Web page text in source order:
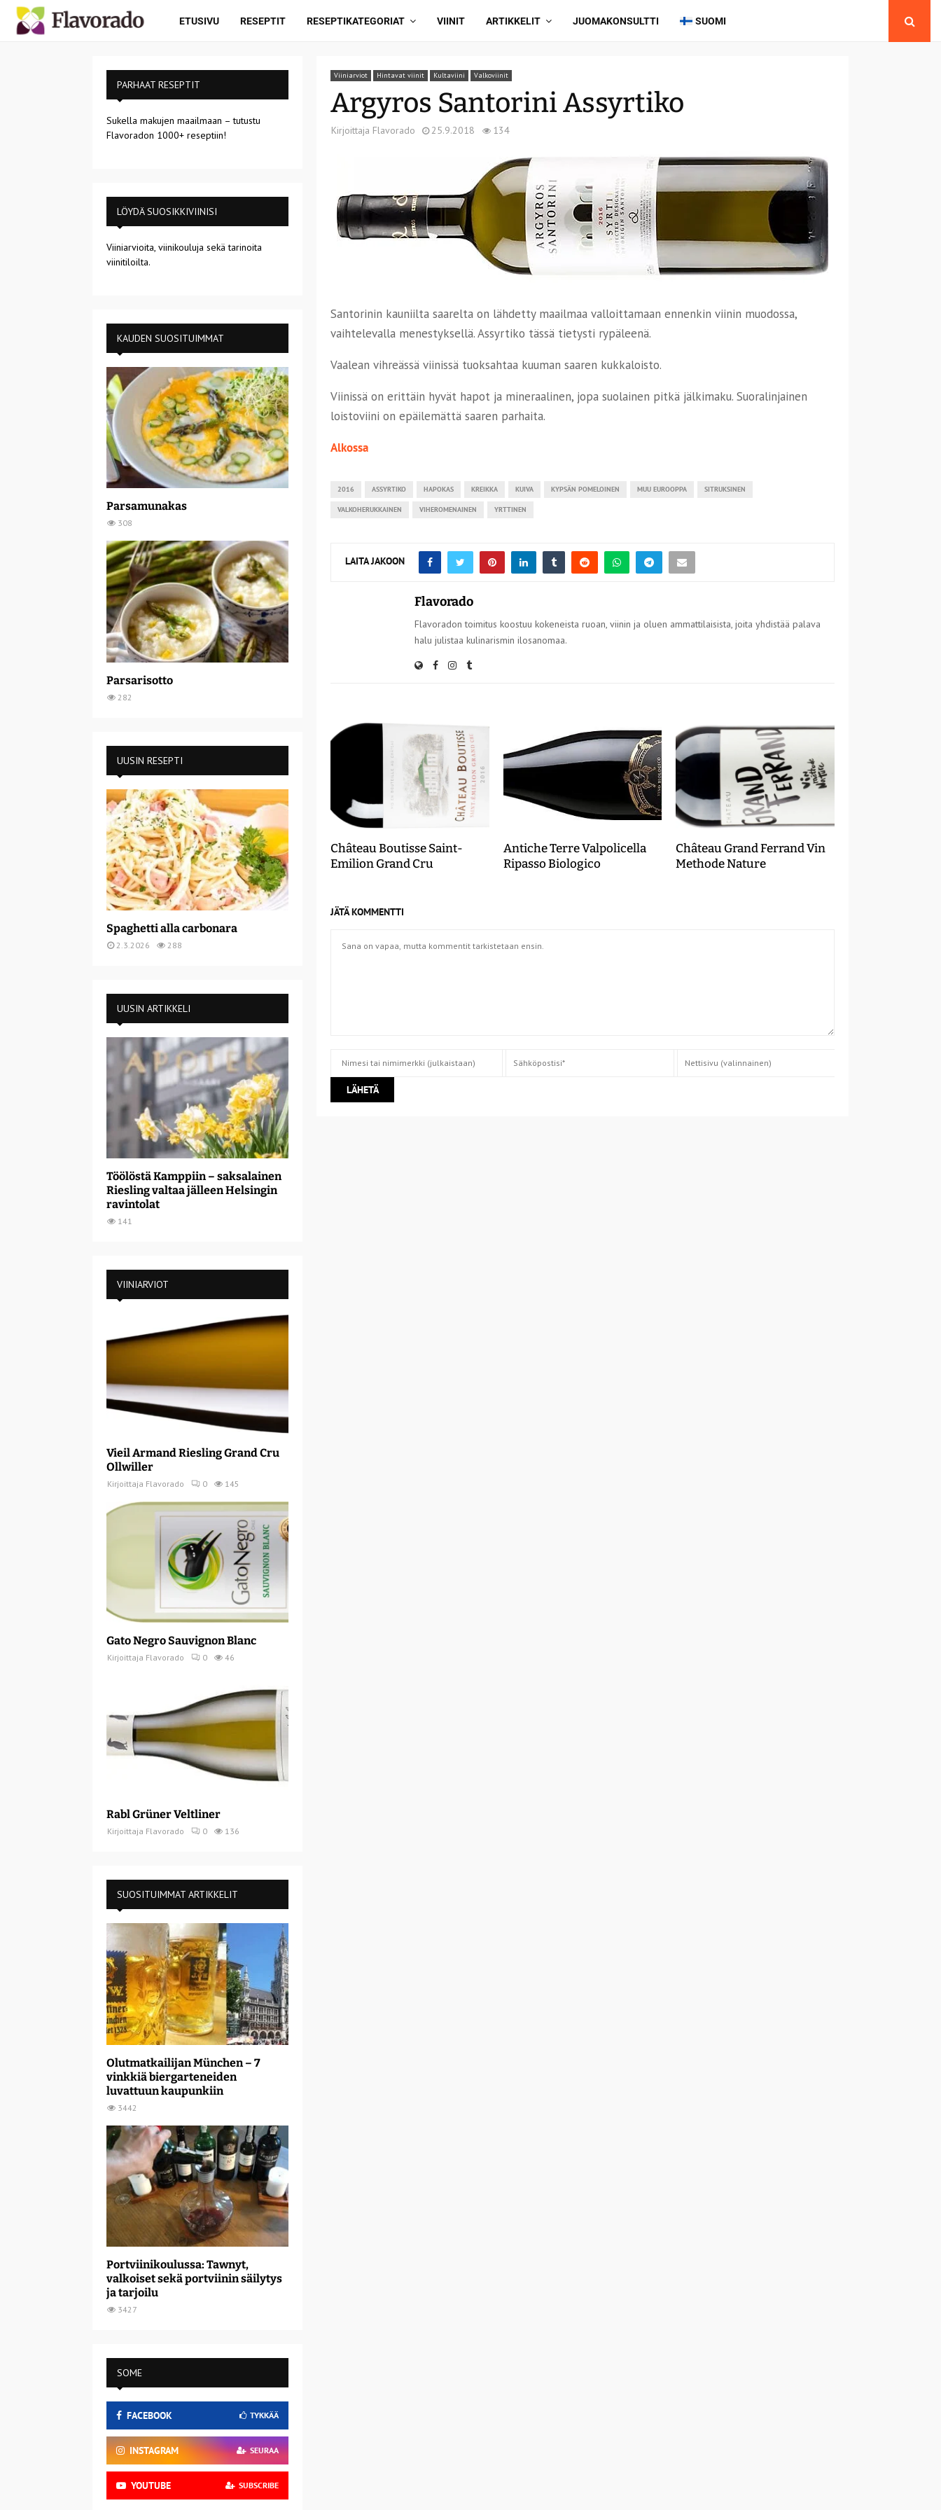
ETUSIVU RESEPTIT RESEPTIKATEGORIAT VIINIT ARTIKKELIT JUOMAKONSULTTI SUOMI
Viiniarviot Hintavat viinit Kultaviini Valkoviinit
Argyros Santorini Assyrtiko
Kirjoittaja Flavorado 25.9.2018 134
Santorinin kauniilta saarelta on lähdetty maailmaa valloittamaan ennenkin viinin muodossa,
vaihtelevalla menestyksellä. Assyrtiko tässä tietysti rypäleenä.
Vaalean vihreässä viinissä tuoksahtaa kuuman saaren kukkaloisto.
Viinissä on erittäin hyvät hapot ja mineraalinen, jopa suolainen pitkä jälkimaku. Suoralinjainen
loistoviini on epäilemättä saaren parhaita.
Alkossa
2016 ASSYRTIKO HAPOKAS KREIKKA KUIVA KYPSÄN POMELOINEN MUU EUROOPPA SITRUKSINEN
VALKOHERUKKAINEN VIHEROMENAINEN YRTTINEN
LAITA JAKOON
Flavorado
Flavoradon toimitus koostuu kokeneista ruoan, viinin ja oluen ammattilaisista, joita yhdistää palava
halu julistaa kulinarismin ilosanomaa.
Château Boutisse Saint-
Emilion Grand Cru
Antiche Terre Valpolicella
Ripasso Biologico
Château Grand Ferrand Vin
Methode Nature
JÄTÄ KOMMENTTI
PARHAAT RESEPTIT
Sukella makujen maailmaan – tutustu
Flavoradon 1000+ reseptiin!
LÖYDÄ SUOSIKKIVIINISI
Viiniarvioita, viinikouluja sekä tarinoita
viinitiloilta.
KAUDEN SUOSITUIMMAT
Parsamunakas
308
Parsarisotto
282
UUSIN RESEPTI
Spaghetti alla carbonara
2.3.2026 288
UUSIN ARTIKKELI
Töölöstä Kamppiin – saksalainen
Riesling valtaa jälleen Helsingin
ravintolat
141
VIINIARVIOT
Vieil Armand Riesling Grand Cru
Ollwiller
Kirjoittaja Flavorado 0 145
Gato Negro Sauvignon Blanc
Kirjoittaja Flavorado 0 46
Rabl Grüner Veltliner
Kirjoittaja Flavorado 0 136
SUOSITUIMMAT ARTIKKELIT
Olutmatkailijan München – 7
vinkkiä biergarteneiden
luvattuun kaupunkiin
3442
Portviinikoulussa: Tawnyt,
valkoiset sekä portviinin säilytys
ja tarjoilu
3427
SOME
FACEBOOK TYKKÄÄ
INSTAGRAM SEURAA
YOUTUBE SUBSCRIBE